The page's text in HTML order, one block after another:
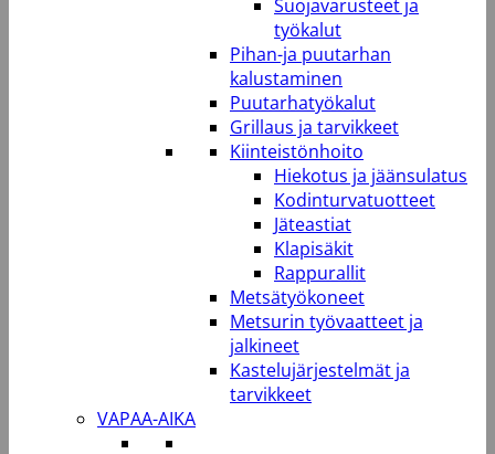
Suojavarusteet ja
työkalut
Pihan-ja puutarhan
kalustaminen
Puutarhatyökalut
Grillaus ja tarvikkeet
Kiinteistönhoito
Hiekotus ja jäänsulatus
Kodinturvatuotteet
Jäteastiat
Klapisäkit
Rappurallit
Metsätyökoneet
Metsurin työvaatteet ja
jalkineet
Kastelujärjestelmät ja
tarvikkeet
VAPAA-AIKA